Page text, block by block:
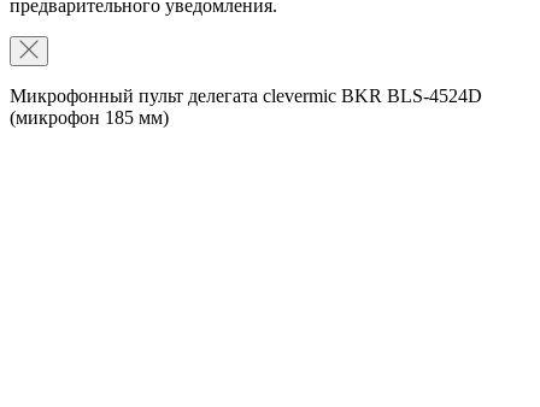
предварительного уведомления.
Микрофонный пульт делегата clevermic BKR BLS-4524D
(микрофон 185 мм)